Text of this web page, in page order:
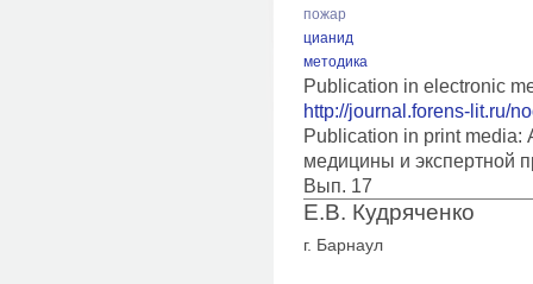
пожар
цианид
методика
Publication in electronic
http://journal.forens-lit.ru/
Publication in print media:
медицины и экспертной
Вып. 17
Е.В. Кудряченко
г. Барнаул